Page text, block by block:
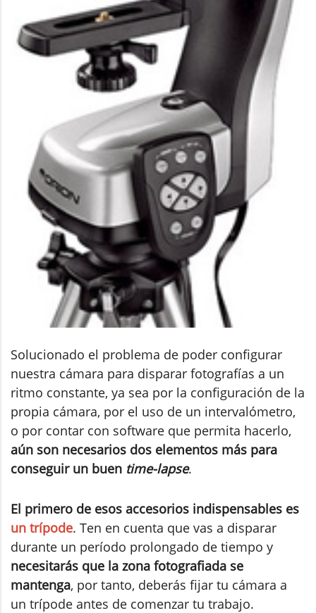
Solucionado el problema de poder configurar
nuestra cámara para disparar fotografías a un
ritmo constante, ya sea por la configuración de la
propia cámara, por el uso de un intervalómetro,
o por contar con software que permita hacerlo,
aún son necesarios dos elementos más para
conseguir un buen time-lapse.
El primero de esos accesorios indispensables es
un trípode. Ten en cuenta que vas a disparar
durante un período prolongado de tiempo y
necesitarás que la zona fotografiada se
mantenga, por tanto, deberás fijar tu cámara a
un trípode antes de comenzar tu trabajo.